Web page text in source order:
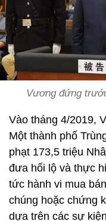
Vương đứng
Vào tháng 4/2019,
Một thành phố
phạt 173,5 triệu
đưa hối lộ và thực
tức hành vi mua
chúng hoặc chứng
dựa trên các sự